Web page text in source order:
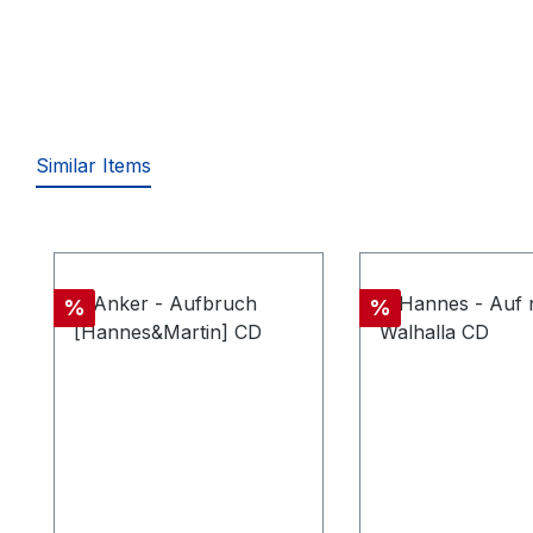
Similar Items
Rabatt
% Rabatt
%